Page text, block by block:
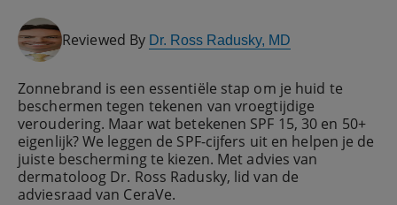
Reviewed By Dr. Ross Radusky, MD
Zonnebrand is een essentiële stap om je huid te
beschermen tegen tekenen van vroegtijdige
veroudering. Maar wat betekenen SPF 15, 30 en 50+
eigenlijk? We leggen de SPF-cijfers uit en helpen je de
juiste bescherming te kiezen. Met advies van
dermatoloog Dr. Ross Radusky, lid van de
adviesraad van CeraVe.